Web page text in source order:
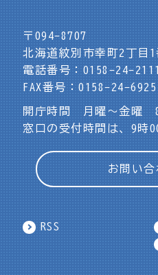
〒094-8707
北海道紋別市幸町2丁目1
電話番号：0158-24-2111
FAX番号：0158-24-6925
開庁時間 月曜～金曜 8
窓口の受付時間は、9時
お問い合
RSS